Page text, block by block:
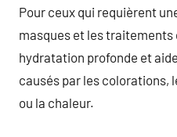
Pour ceux qui requièrent
masques et les
hydratation profonde et
causés par les colorations,
ou la chaleur.